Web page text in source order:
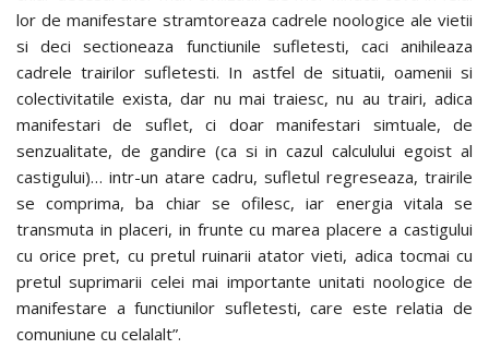
lor de manifestare stramtoreaza cadrele noologice ale vietii
si deci sectioneaza functiunile sufletesti, caci anihileaza
cadrele trairilor sufletesti. In astfel de situatii, oamenii si
colectivitatile exista, dar nu mai traiesc, nu au trairi, adica
manifestari de suflet, ci doar manifestari simtuale, de
senzualitate, de gandire (ca si in cazul calculului egoist al
castigului)… intr-un atare cadru, sufletul regreseaza, trairile
se comprima, ba chiar se ofilesc, iar energia vitala se
transmuta in placeri, in frunte cu marea placere a castigului
cu orice pret, cu pretul ruinarii atator vieti, adica tocmai cu
pretul suprimarii celei mai importante unitati noologice de
manifestare a functiunilor sufletesti, care este relatia de
comuniune cu celalalt”.